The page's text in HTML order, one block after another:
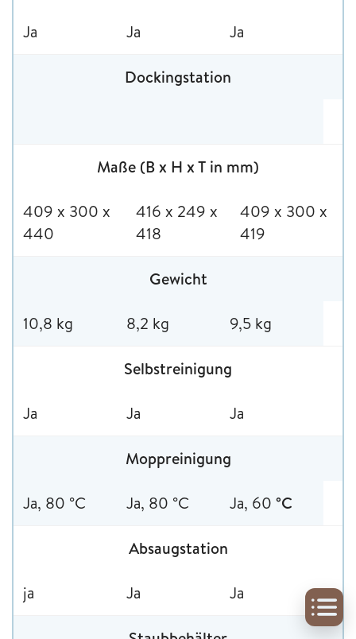
Ja Ja Ja
Dockingstation
Maße (B x H x T in mm)
409 x 300 x
440
416 x 249 x
418
409 x 300 x
419
Gewicht
10,8 kg 8,2 kg 9,5 kg
Selbstreinigung
Ja Ja Ja
Moppreinigung
Ja, 80 °C Ja, 80 °C Ja, 60 °C
Absaugstation
ja Ja Ja